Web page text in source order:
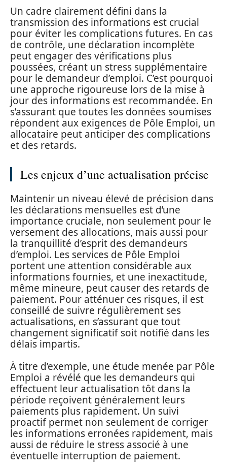
Un cadre clairement défini dans la
transmission des informations est crucial
pour éviter les complications futures. En cas
de contrôle, une déclaration incomplète
peut engager des vérifications plus
poussées, créant un stress supplémentaire
pour le demandeur d’emploi. C’est pourquoi
une approche rigoureuse lors de la mise à
jour des informations est recommandée. En
s’assurant que toutes les données soumises
répondent aux exigences de Pôle Emploi, un
allocataire peut anticiper des complications
et des retards.
Les enjeux d’une actualisation précise
Maintenir un niveau élevé de précision dans
les déclarations mensuelles est d’une
importance cruciale, non seulement pour le
versement des allocations, mais aussi pour
la tranquillité d’esprit des demandeurs
d’emploi. Les services de Pôle Emploi
portent une attention considérable aux
informations fournies, et une inexactitude,
même mineure, peut causer des retards de
paiement. Pour atténuer ces risques, il est
conseillé de suivre régulièrement ses
actualisations, en s’assurant que tout
changement significatif soit notifié dans les
délais impartis.
À titre d’exemple, une étude menée par Pôle
Emploi a révélé que les demandeurs qui
effectuent leur actualisation tôt dans la
période reçoivent généralement leurs
paiements plus rapidement. Un suivi
proactif permet non seulement de corriger
les informations erronées rapidement, mais
aussi de réduire le stress associé à une
éventuelle interruption de paiement.